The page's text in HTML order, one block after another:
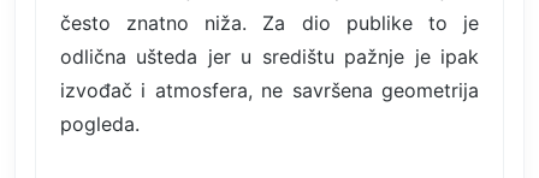
često znatno niža. Za dio publike to je
odlična ušteda jer u središtu pažnje je ipak
izvođač i atmosfera, ne savršena geometrija
pogleda.